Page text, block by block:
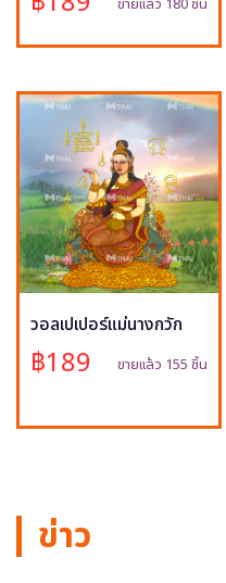
วอลเปเปอร์แม่นางกวัก
฿189 ขายแล้ว 155 ชิ้น
ข่าว